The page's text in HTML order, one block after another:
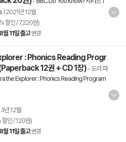
2021년 12월
할인 / 7,220원)
8월 11일 출고 변경
: Phonics Reading Progr
12권 + CD 1장) - 도라 파
the Explorer : Phonics Reading Program
년 12월
할인 / 120원)
8월 11일 출고 변경